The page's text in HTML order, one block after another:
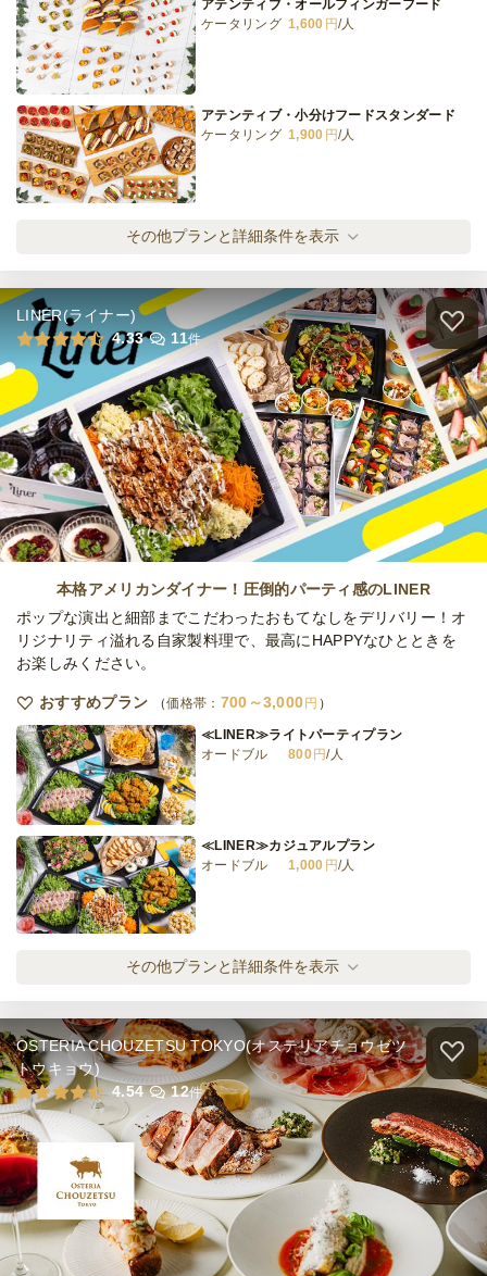
定休日 日・祝
最低ご注文金額 15,000円
アテンティブ・オールフィンガーフード
ケータリング 1,600 円/人
アテンティブ・小分けフードスタンダード
ケータリング 1,900 円/人
アテンティブ・小分けフードプレミアム
ケータリング 2,200円/人
アテンティブ・スタンダード
ケータリング 2,200円/人
アテンティブ・デラックス
ケータリング 2,700円/人
アテンティブ・プレミアム
ケータリング
締切 5日前12時
定休日 日・祝
最低ご注文金額 74,000円
その他プランと詳細条件を表示
LINER(ライナー)
4.33
11件
本格アメリカンダイナー！圧倒的パーティ感のLINER
ポップな演出と細部までこだわったおもてなしをデリバリー！オ
リジナリティ溢れる自家製料理で、最高にHAPPYなひとときを
お楽しみください。
おすすめプラン 価格帯： 700～3,000 円
≪LINER≫ライトパーティプラン
オードブル
800 円/人
≪LINER≫カジュアルプラン
オードブル
1,000 円/人
≪LINER≫クラシックプラン
オードブル
1,200円/人
≪LINER≫スタンダードプラン
オードブル
1,500円/人
≪LINER≫ プレミアムプラン
オードブル
/人
その他プランと詳細条件を表示
OSTERIA CHOUZETSU TOKYO(オステリアチョウゼツ
トウキョウ)
4.54
12件